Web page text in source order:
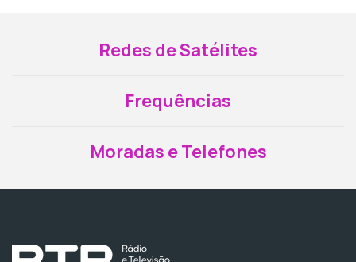
Redes de Satélites
Frequências
Moradas e Telefones